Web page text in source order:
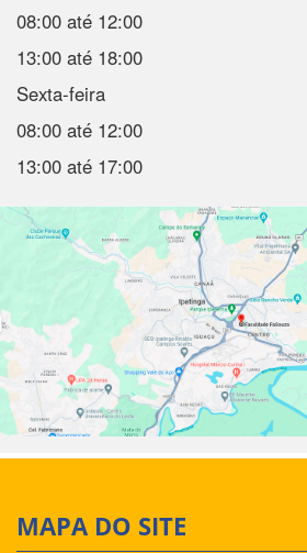
08:00 até 12:00
13:00 até 18:00
Sexta-feira
08:00 até 12:00
13:00 até 17:00
MAPA DO SITE